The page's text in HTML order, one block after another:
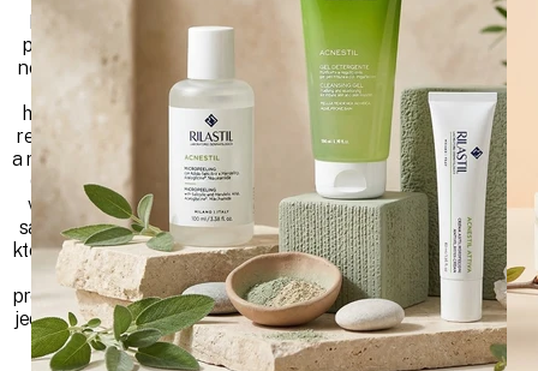
potřebuje
nejen vaše
hydrataci,
regeneraci
a rozjasnění.
Objevte
výhodné
sady péče,
které spojují
účinné
produkty do
jednoduché
rutiny.